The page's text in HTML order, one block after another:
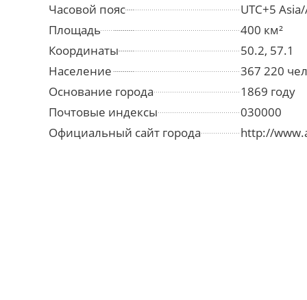
Часовой пояс
UTC+5
Площадь
400 км²
Координаты
50.2, 57.1
Население
367 220
Основание города
1869 году
Почтовые индексы
030000
Официальный сайт города
http://